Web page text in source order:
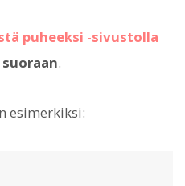
puheeksi -sivustolla
.
esimerkiksi: